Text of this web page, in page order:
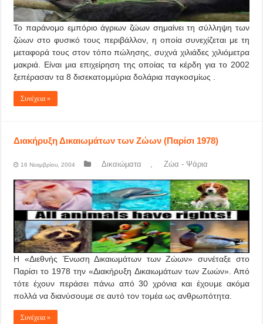
Το παράνομο εμπόριο άγριων ζώων σημαίνει τη σύλληψη των
ζώων στο φυσικό τους περιβάλλον, η οποία συνεχίζεται με τη
μεταφορά τους στoν τόπο πώλησης, συχνά χιλιάδες χιλιόμετρα
μακριά. Είναι μια επιχείρηση της οποίας τα κέρδη για το 2002
ξεπέρασαν τα 8 δισεκατομμύρια δολάρια παγκοσμίως .
Συνέχεια »
Διακήρυξη Δικαιωμάτων των Ζώων (Παρίσι 1978)
16 Νοεμβρίου, 2004 Δικαιώματα , Ζώα - Ψάρια
Η «Διεθνής Ένωση Δικαιωμάτων των Ζώων» συνέταξε στο
Παρίσι το 1978 την «Διακήρυξη Δικαιωμάτων των Ζωών». Από
τότε έχουν περάσει πάνω από 30 χρόνια και έχουμε ακόμα
πολλά να διανύσουμε σε αυτό τον τομέα ως ανθρωπότητα.
Συνέχεια »